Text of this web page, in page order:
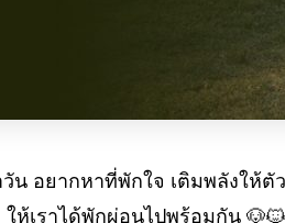
น อยากหาที่พักใจ เติมพลังให้
ห้เราได้พักผ่อนไปพร้อมกัน 🐶🐱